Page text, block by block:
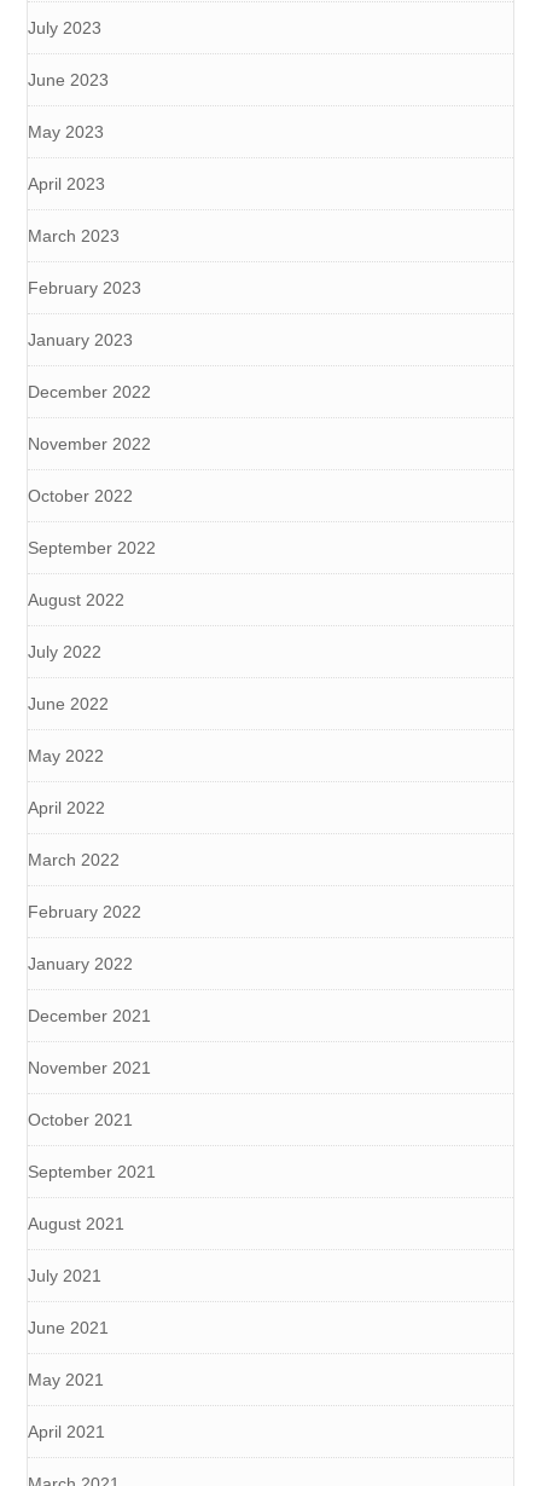
July 2023
June 2023
May 2023
April 2023
March 2023
February 2023
January 2023
December 2022
November 2022
October 2022
September 2022
August 2022
July 2022
June 2022
May 2022
April 2022
March 2022
February 2022
January 2022
December 2021
November 2021
October 2021
September 2021
August 2021
July 2021
June 2021
May 2021
April 2021